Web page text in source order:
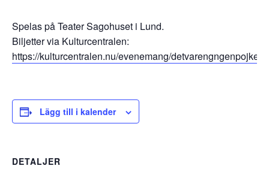
Spelas på Teater Sagohuset i Lund.
Biljetter via Kulturcentralen:
https://kulturcentralen.nu/evenemang/
Lägg till i kalender
DETALJER